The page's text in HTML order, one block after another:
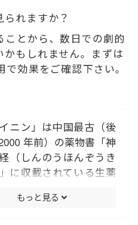
れますか？
ことから、数日での劇的
かもしれません。まずは
効果をご確認下さい。
イニン」は中国最古（後
年前）の薬物書「神
（しんのうほんぞうき
に収載されている生薬
養う」とされる「上薬」
もっと見る